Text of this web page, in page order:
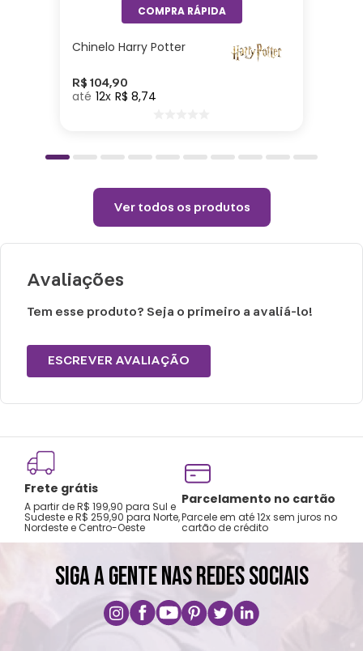
Não utilizar produtos quimicos e abrasivos
Utilizar somente uma flanela seca para tirar
Chinelo Harry Potter
R$ 104,90
12 R$ 8,74
Ver todos os produtos
Avaliações
Tem esse produto? Seja o primeiro a avaliá-lo!
ESCREVER AVALIAÇÃO
Frete grátis
A partir de R$ 199,90 para Sul e
Sudeste e R$ 259,90 para Norte,
Nordeste e Centro-Oeste
Parcelamento no cartão
Parcele em até 12x sem juros no
cartão de crédito
SIGA A GENTE NAS REDES SOCIAIS